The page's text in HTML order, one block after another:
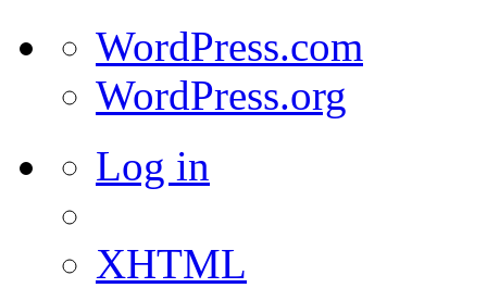
WordPress.com
WordPress.org
Log in
XHTML